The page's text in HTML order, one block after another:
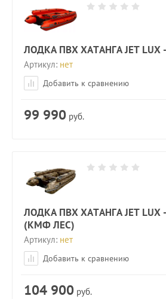
ЛОДКА ПВХ ХАТАНГА JET
Артикул: нет
Добавить к сравнению
99 990 руб.
ЛОДКА ПВХ ХАТАНГА JET
(КМФ ЛЕС)
Артикул: нет
Добавить к сравнению
104 900 руб.